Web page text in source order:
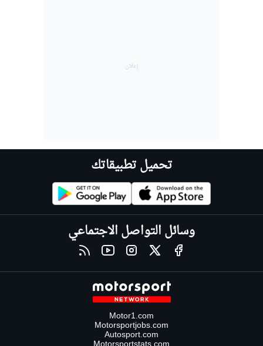
تحميل تطبيقاتك
وسائل التواصل الاجتماعي
Motor1.com
Motorsportjobs.com
Autosport.com